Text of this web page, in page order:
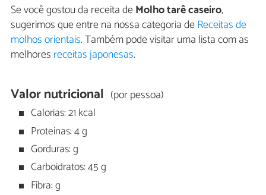
Se você gostou da receita deMolho tarê caseiro,
sugerimos que entre na nossa categoria deReceitas de
molhos orientais. Também pode visitar uma lista com as
melhores receitas japonesas.
Valor nutricional (por pessoa)
Calorias: 21 kcal
Proteínas: 4 g
Gorduras: g
Carboidratos: 45 g
Fibra: g